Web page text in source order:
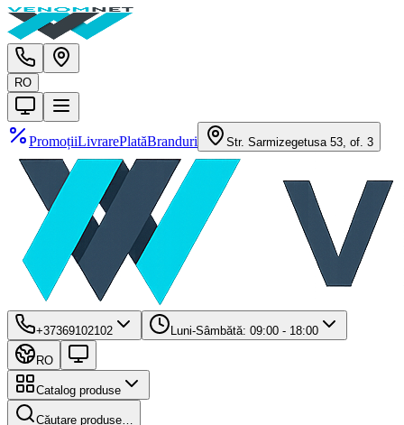
RO
PromoțiiLivrarePlatăBranduri Str. Sarmizegetusa 53, of. 3
+37369102102 Luni-Sâmbătă: 09:00 - 18:00
RO
Catalog produse
Căutare produse…